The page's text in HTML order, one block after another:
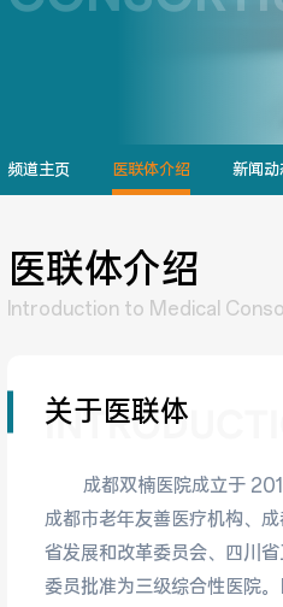
频道主页 医联体介绍 新闻动
医联体介绍
Introduction to Medical
关于医联体
成都双楠医院成立于
成都市老年友善医疗机构、
省发展和改革委员会、四川
委员批准为三级综合性医院